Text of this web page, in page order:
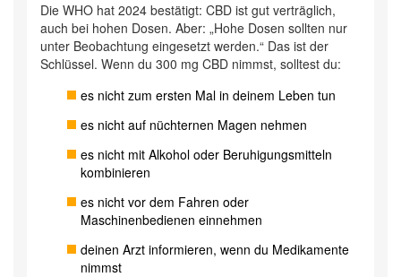
Die WHO hat 2024 bestätigt: CBD ist gut verträglich,
auch bei hohen Dosen. Aber: „Hohe Dosen sollten nur
unter Beobachtung eingesetzt werden.“ Das ist der
Schlüssel. Wenn du 300 mg CBD nimmst, solltest du:
es nicht zum ersten Mal in deinem Leben tun
es nicht auf nüchternen Magen nehmen
es nicht mit Alkohol oder Beruhigungsmitteln
kombinieren
es nicht vor dem Fahren oder
Maschinenbedienen einnehmen
deinen Arzt informieren, wenn du Medikamente
nimmst